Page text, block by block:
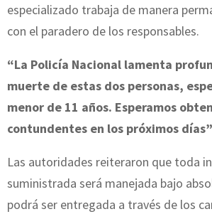
especializado trabaja de manera
con el paradero de los responsables.
“La Policía Nacional lamenta
muerte de estas dos personas,
menor de 11 años. Esperamos
contundentes en los próximos días”
Las autoridades reiteraron que toda
suministrada será manejada bajo
podrá ser entregada a través de los